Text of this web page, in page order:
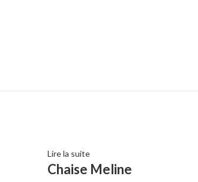
Lire la suite
Chaise Meline